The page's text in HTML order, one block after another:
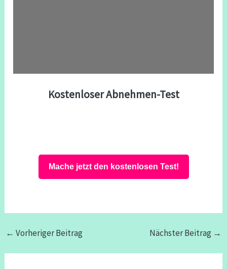
Kostenloser Abnehmen-Test
Mache jetzt den kostenlosen Test!
← Vorheriger Beitrag Nächster Beitrag →